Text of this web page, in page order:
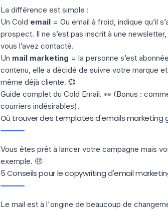
La différence est simple :
Un Cold email= Ou email à froid, indique qu’il
prospect. Il ne s’est pas inscrit à une
vous l’avez contacté.
Un mail marketing = la personne s’est
contenu, elle a décidé de suivre votre marque
même déjà cliente. 💞
Guide complet du Cold Email. 👀 (Bonus :
courriers indésirables).
Où trouver des templates d'emails marketing
Vous êtes prêt à lancer votre campagne mais
exemple. 🤑
5 Conseils pour le copywriting d'email
Le mail est à l'origine de beaucoup de